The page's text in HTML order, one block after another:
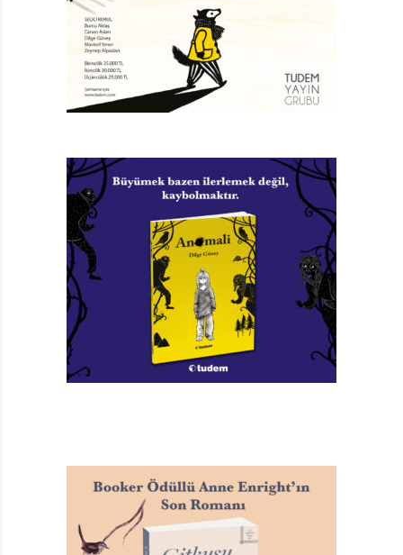
21 Adımda Yaşamı Fark Etme
Nermin Ferhan Karamuti
Resimleyen: Neslihan Özceylan